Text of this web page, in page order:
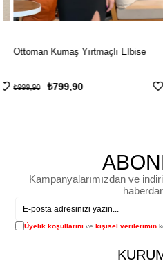
Ottoman Kumaş Yırtmaçlı Elbise
₺799,90
₺999,90
Kampanyalarımızdan ve
Üyelik koşullarını vekişisel verilerimin